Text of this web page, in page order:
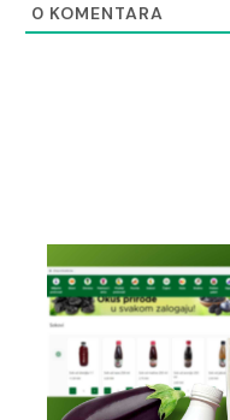
0 KOMENTARA